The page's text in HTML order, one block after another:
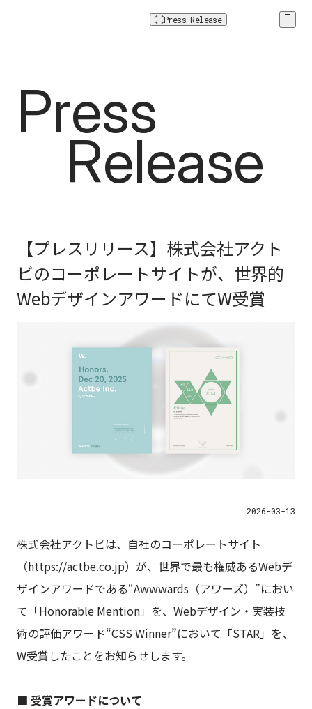
Press Release
Press
Press
Press
Release
【プレスリリース】株式会社アクト
ビのコーポレートサイトが、世界的
WebデザインアワードにてW受賞
2026-03-13
株式会社アクトビは、自社のコーポレートサイト
（https://actbe.co.jp）が、世界で最も権威あるWebデ
ザインアワードである“Awwwards（アワーズ）”におい
て「Honorable Mention」を、Webデザイン・実装技
術の評価アワード“CSS Winner”において「STAR」を、
W受賞したことをお知らせします。
■ 受賞アワードについて